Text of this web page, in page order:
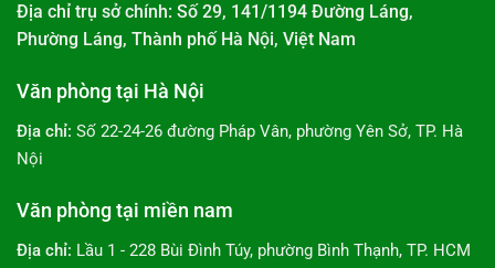
Địa chỉ trụ sở chính: Số 29, 141/1194 Đường Láng,
Phường Láng, Thành phố Hà Nội, Việt Nam
Văn phòng tại Hà Nội
Địa chỉ: Số 22-24-26 đường Pháp Vân, phường Yên Sở, TP. Hà
Nội
Văn phòng tại miền nam
Địa chỉ: Lầu 1 - 228 Bùi Đình Túy, phường Bình Thạnh, TP. HCM